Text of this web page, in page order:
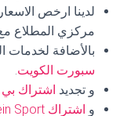
لدينا ارخص
مركزي المطلاع مع
بالأضافة لخدمات
سبورت الكويت.
و تجديد اشتراك
و اشتراك Bein Sport